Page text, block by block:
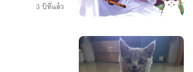
3 ปีที่แล้ว